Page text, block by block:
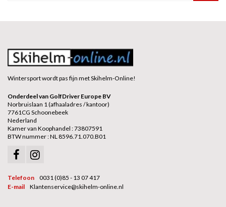
Wintersport wordt pas fijn met Skihelm-Online!
Onderdeel van GolfDriver Europe BV
Norbruislaan 1 (afhaaladres / kantoor)
7761CG Schoonebeek
Nederland
Kamer van Koophandel : 73807591
BTW nummer : NL 8596.71.070.B01
Telefoon
0031 (0)85 - 13 07 417
E-mail
Klantenservice@skihelm-online.nl